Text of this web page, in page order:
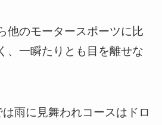
他のモータースポーツに比
、一瞬たりとも目を離せな
雨に見舞われコースはドロ